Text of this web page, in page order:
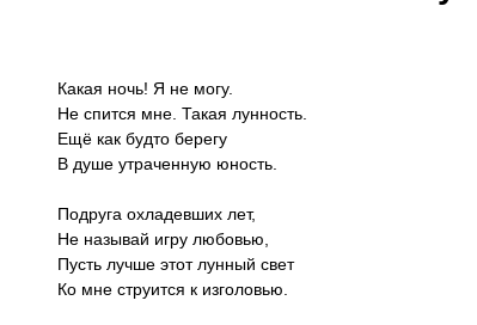
Какая ночь! Я не могу.
Не спится мне. Такая лунность.
Ещё как будто берегу
В душе утраченную юность.
Подруга охладевших лет,
Не называй игру любовью,
Пусть лучше этот лунный свет
Ко мне струится к изголовью.